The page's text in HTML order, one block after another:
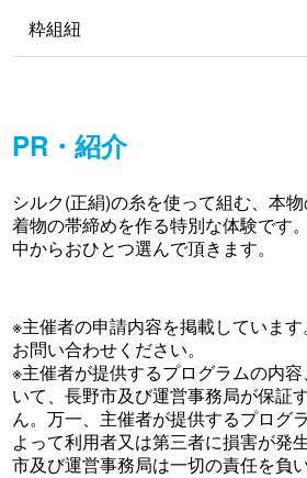
粋組紐
PR・紹介
シルク(正絹)の糸を使って組む、本物
着物の帯締めを作る特別な体験です
中からおひとつ選んで頂きます。
※主催者の申請内容を掲載していま
お問い合わせください。
※主催者が提供するプログラムの内
いて、長野市及び運営事務局が保証
ん。万一、主催者が提供するプログ
よって利用者又は第三者に損害が発
市及び運営事務局は一切の責任を負